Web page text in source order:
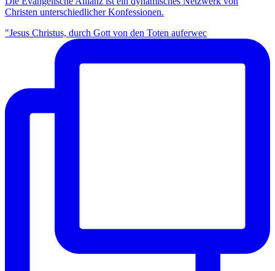
Christen unterschiedlicher Konfessionen.
"Jesus Christus, durch Gott von den Toten auferwec